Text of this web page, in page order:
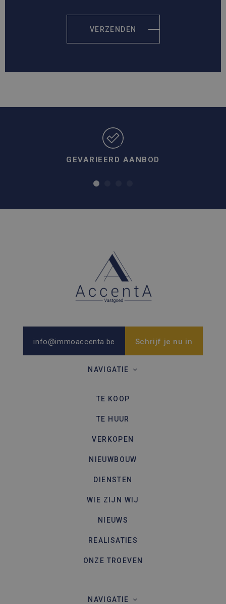
VERZENDEN
GEVARIEERD AANBOD
info@immoaccenta.be Schrijf je nu in
NAVIGATIE
TE KOOP
TE HUUR
VERKOPEN
NIEUWBOUW
DIENSTEN
WIE ZIJN WIJ
NIEUWS
REALISATIES
ONZE TROEVEN
NAVIGATIE